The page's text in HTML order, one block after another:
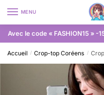
MENU
Avec le code « FASHION15 » -
Accueil / Crop-top Coréens /